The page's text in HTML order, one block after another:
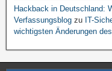
Hackback in Deutschland:
Verfassungsblog zu IT-
wichtigsten Änderungen